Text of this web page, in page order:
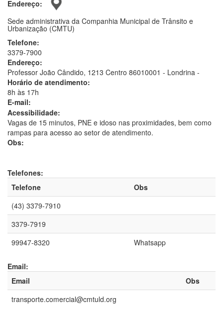
Endereço:
Sede administrativa da Companhia Municipal de Trânsito e
Urbanização (CMTU)
Telefone:
3379-7900
Endereço:
Professor João Cândido, 1213 Centro 86010001 - Londrina -
Horário de atendimento:
8h às 17h
E-mail:
Acessibilidade:
Vagas de 15 minutos, PNE e idoso nas proximidades, bem como
rampas para acesso ao setor de atendimento.
Obs:
Telefones:
Telefone
Obs
(43) 3379-7910
3379-7919
99947-8320
Whatsapp
Email:
Email
Obs
transporte.comercial@cmtuld.org